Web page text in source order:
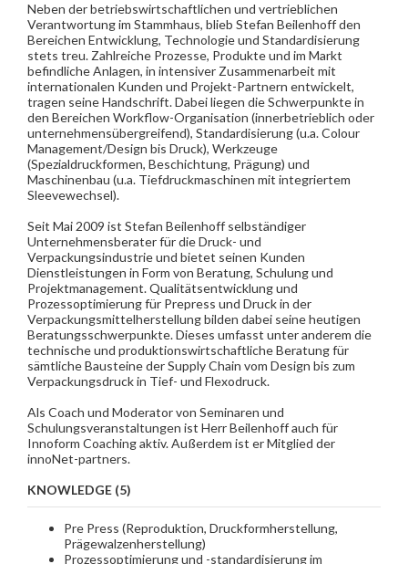
Neben der betriebswirtschaftlichen und vertrieblichen
Verantwortung im Stammhaus, blieb Stefan Beilenhoff den
Bereichen Entwicklung, Technologie und Standardisierung
stets treu. Zahlreiche Prozesse, Produkte und im Markt
befindliche Anlagen, in intensiver Zusammenarbeit mit
internationalen Kunden und Projekt-Partnern entwickelt,
tragen seine Handschrift. Dabei liegen die Schwerpunkte in
den Bereichen Workflow-Organisation (innerbetrieblich oder
unternehmensübergreifend), Standardisierung (u.a. Colour
Management/Design bis Druck), Werkzeuge
(Spezialdruckformen, Beschichtung, Prägung) und
Maschinenbau (u.a. Tiefdruckmaschinen mit integriertem
Sleevewechsel).
Seit Mai 2009 ist Stefan Beilenhoff selbständiger
Unternehmensberater für die Druck- und
Verpackungsindustrie und bietet seinen Kunden
Dienstleistungen in Form von Beratung, Schulung und
Projektmanagement. Qualitätsentwicklung und
Prozessoptimierung für Prepress und Druck in der
Verpackungsmittelherstellung bilden dabei seine heutigen
Beratungsschwerpunkte. Dieses umfasst unter anderem die
technische und produktionswirtschaftliche Beratung für
sämtliche Bausteine der Supply Chain vom Design bis zum
Verpackungsdruck in Tief- und Flexodruck.
Als Coach und Moderator von Seminaren und
Schulungsveranstaltungen ist Herr Beilenhoff auch für
Innoform Coaching aktiv. Außerdem ist er Mitglied der
innoNet-partners.
KNOWLEDGE (5)
Pre Press (Reproduktion, Druckformherstellung,
Prägewalzenherstellung)
Prozessoptimierung und -standardisierung im